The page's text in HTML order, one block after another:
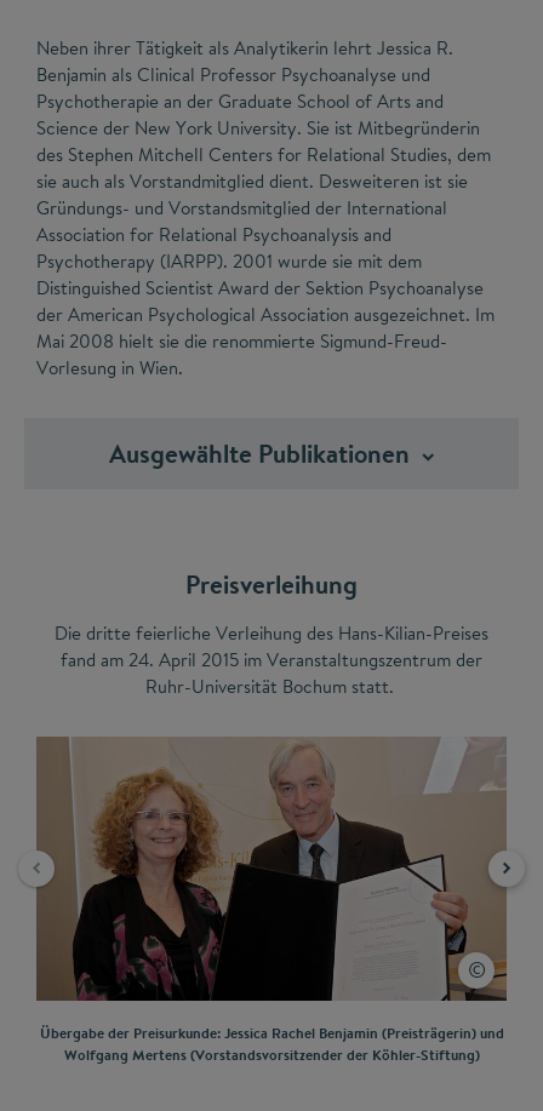
Neben ihrer Tätigkeit als Analytikerin lehrt Jessica R.
Benjamin als Clinical Professor Psychoanalyse und
Psychotherapie an der Graduate School of Arts and
Science der New York University. Sie ist Mitbegründerin
des Stephen Mitchell Centers for Relational Studies, dem
sie auch als Vorstandmitglied dient. Desweiteren ist sie
Gründungs- und Vorstandsmitglied der International
Association for Relational Psychoanalysis and
Psychotherapy (IARPP). 2001 wurde sie mit dem
Distinguished Scientist Award der Sektion Psychoanalyse
der American Psychological Association ausgezeichnet. Im
Mai 2008 hielt sie die renommierte Sigmund-Freud-
Vorlesung in Wien.
Ausgewählte Publikationen
Preisverleihung
Die dritte feierliche Verleihung des Hans-Kilian-Preises
fand am 24. April 2015 im Veranstaltungszentrum der
Ruhr-Universität Bochum statt.
Übergabe der Preisurkunde: Jessica Rachel Benjamin (Preisträgerin) und
Wolfgang Mertens (Vorstandsvorsitzender der Köhler-Stiftung)